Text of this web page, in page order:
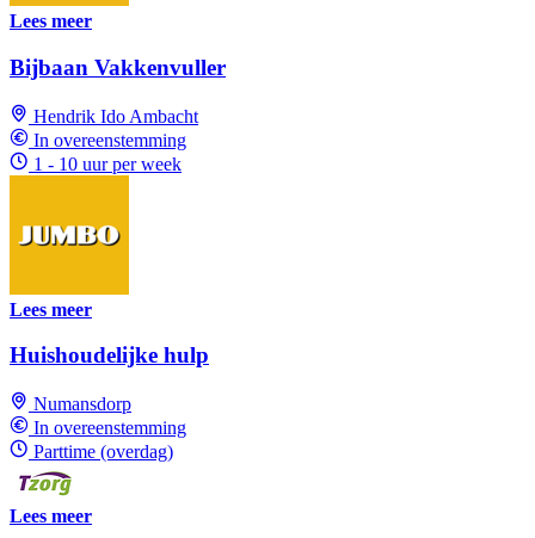
Lees meer
Bijbaan Vakkenvuller
Hendrik Ido Ambacht
In overeenstemming
1 - 10 uur per week
Lees meer
Huishoudelijke hulp
Numansdorp
In overeenstemming
Parttime (overdag)
Lees meer